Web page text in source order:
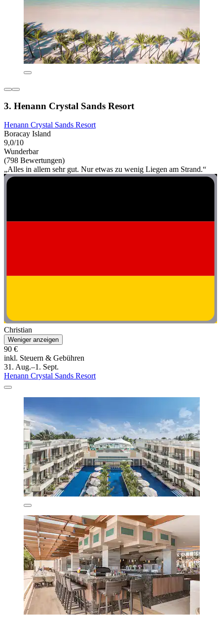
3. Henann Crystal Sands Resort
Henann Crystal Sands Resort
Boracay Island
9,0/10
Wunderbar
(798 Bewertungen)
„Alles in allem sehr gut. Nur etwas zu wenig Liegen am Strand.“
Christian
Weniger anzeigen
90 €
inkl. Steuern & Gebühren
31. Aug.–1. Sept.
Henann Crystal Sands Resort